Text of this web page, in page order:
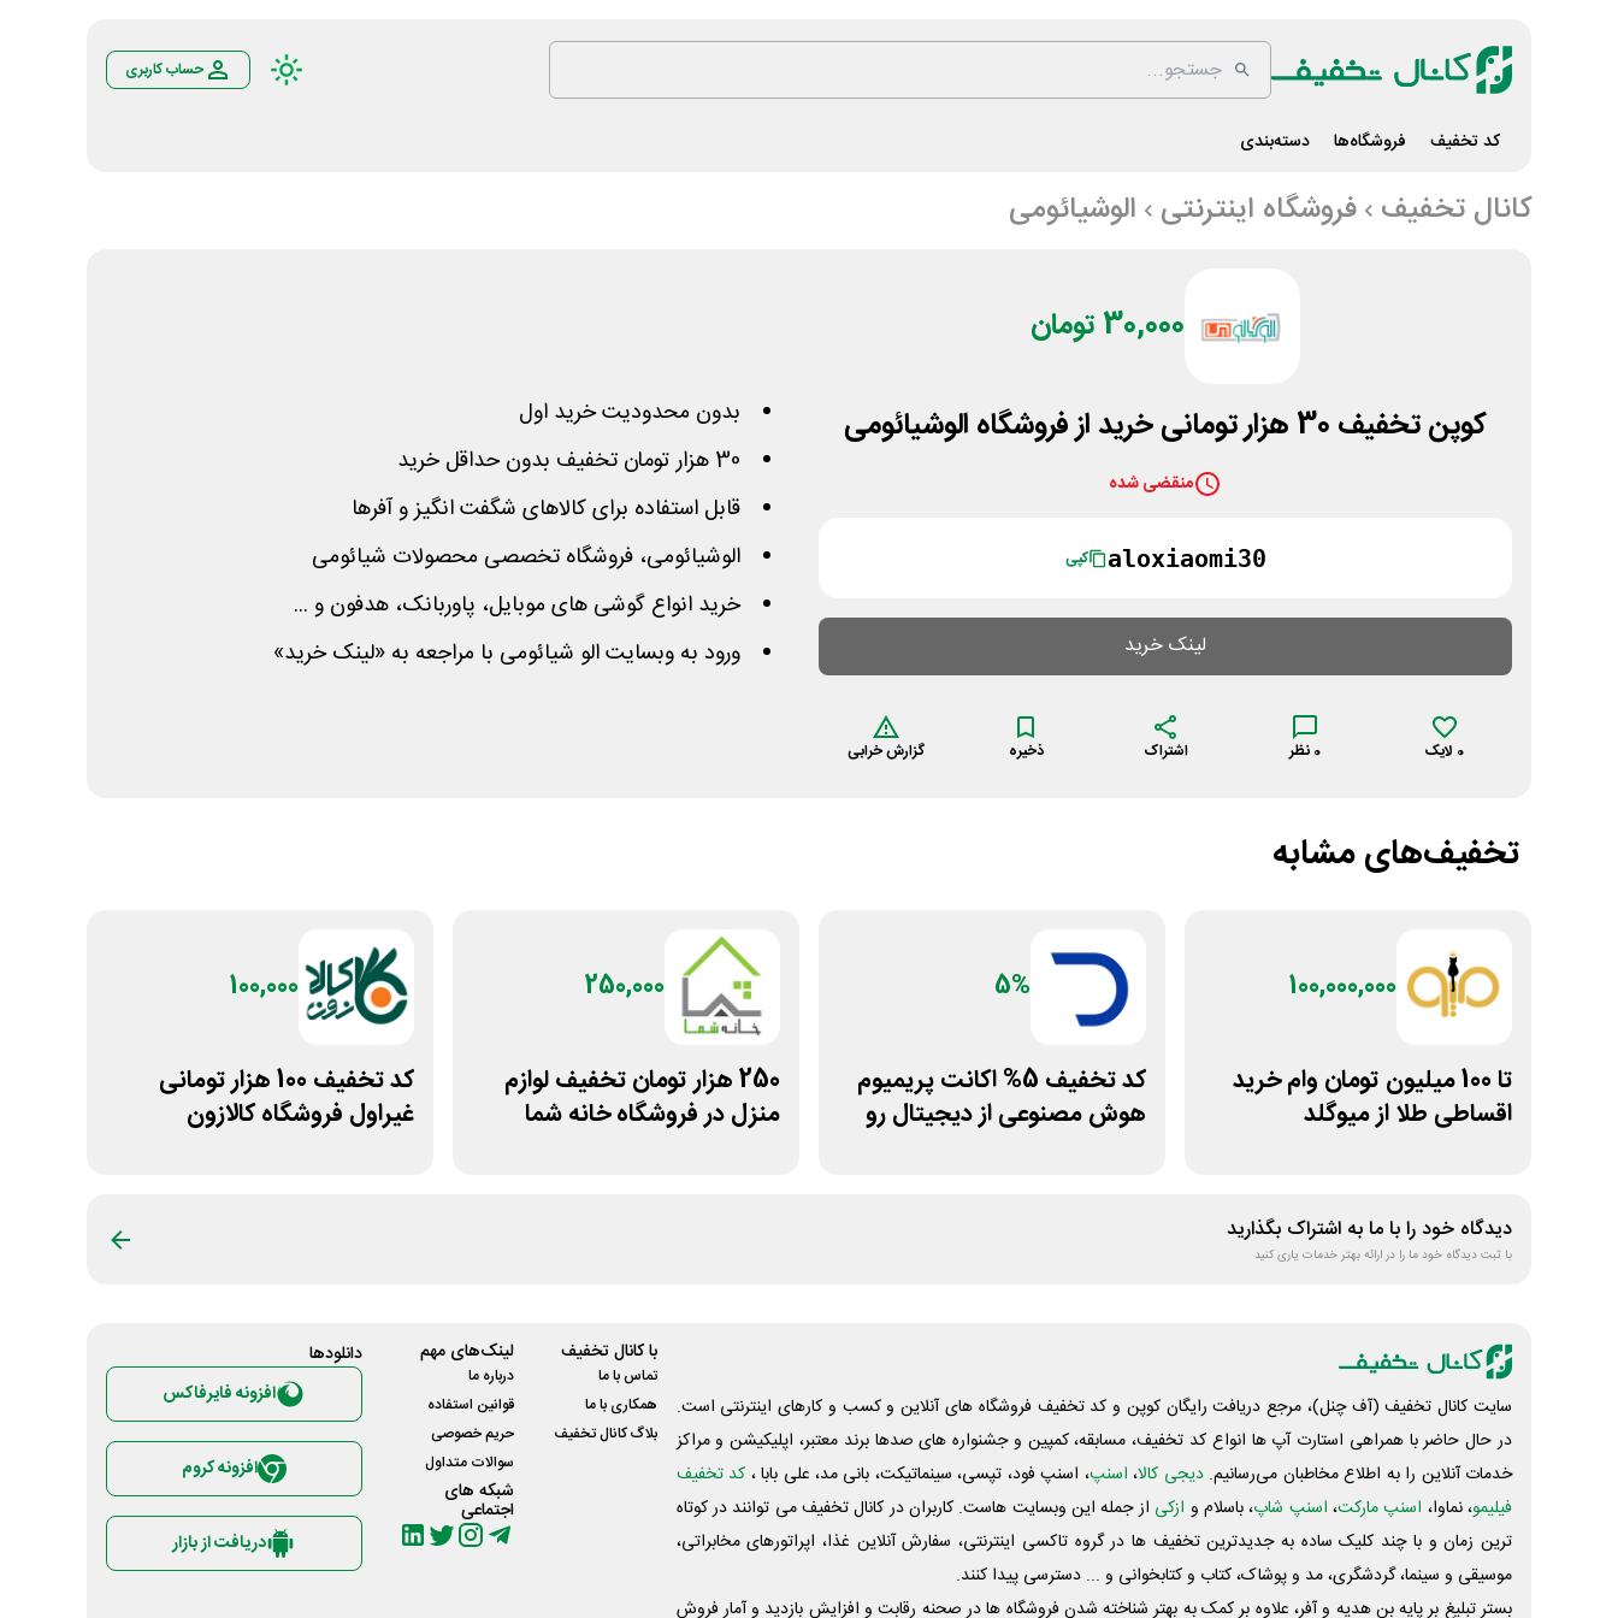
حساب کاربری
کد تخفیف فروشگاه‌ها دسته‌بندی
کانال تخفیف فروشگاه اینترنتی الوشیائومی
30,000 تومان
کوپن تخفیف 30 هزار تومانی خرید از فروشگاه الوشیائومی
منقضی شده
aloxiaomi30 کپی
لینک خرید
0 لایک 0 نظر اشتراک ذخیره گزارش خرابی
بدون محدودیت خرید اول
30 هزار تومان تخفیف بدون حداقل خرید
قابل استفاده برای کالاهای شگفت انگیز و آفرها
الوشیائومی، فروشگاه تخصصی محصولات شیائومی
خرید انواع گوشی های موبایل، پاوربانک، هدفون و ...
ورود به وبسایت الو شیائومی با مراجعه به «لینک خرید»
تخفیف‌های مشابه
100,000,000
تا 100 میلیون تومان وام خرید
اقساطی طلا از میوگلد
5%
کد تخفیف 5% اکانت پریمیوم
هوش مصنوعی از دیجیتال رو
250,000
250 هزار تومان تخفیف لوازم
منزل در فروشگاه خانه شما
100,000
کد تخفیف 100 هزار تومانی
غیراول فروشگاه کالازون
دیدگاه خود را با ما به اشتراک بگذارید
با ثبت دیدگاه خود ما را در ارائه بهتر خدمات یاری کنید
سایت کانال تخفیف (آف چنل)، مرجع دریافت رایگان کوپن و کد تخفیف فروشگاه های آنلاین و کسب و‌ کارهای اینترنتی است.
در حال حاضر با همراهی استارت آپ ها انواع کد تخفیف، مسابقه، کمپین و جشنواره های صدها برند معتبر، اپلیکیشن و مراکز
خدمات آنلاین را به اطلاع مخاطبان می‌رسانیم. دیجی کالا، اسنپ، اسنپ فود، تپسی، سینماتیکت، بانی مد، علی‌ بابا ، کد تخفیف
فیلیمو، نماوا، اسنپ مارکت، اسنپ شاپ، باسلام و ازکی از جمله این وبسایت ‌هاست. کاربران در کانال تخفیف می توانند در کوتاه
ترین زمان و با چند کلیک ساده به جدیدترین تخفیف ها در گروه تاکسی اینترنتی، سفارش آنلاین غذا، اپراتورهای مخابراتی،
موسیقی و سینما، گردشگری، مد و پوشاک، کتاب و کتابخوانی و ... دسترسی پیدا کنند.
بستر تبلیغ بر پایه بن هدیه و آفر، علاوه بر کمک به بهتر شناخته شدن فروشگاه ها در صحنه رقابت و افزایش بازدید و آمار فروش
با کانال تخفیف
تماس با ما
همکاری با ما
بلاگ کانال تخفیف
لینک‌های مهم
درباره ما
قوانین استفاده
حریم خصوصی
سوالات متداول
شبکه های
اجتماعی
دانلود‌ها
افزونه فایرفاکس
افزونه کروم
دریافت از بازار